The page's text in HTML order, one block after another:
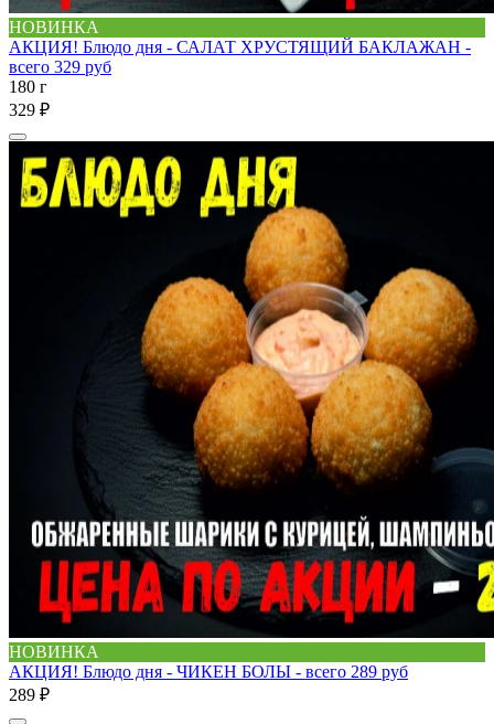
НОВИНКА
АКЦИЯ! Блюдо дня - САЛАТ ХРУСТЯЩИЙ БАКЛАЖАН -
всего 329 руб
180 г
329 ₽
НОВИНКА
АКЦИЯ! Блюдо дня - ЧИКЕН БОЛЫ - всего 289 руб
289 ₽